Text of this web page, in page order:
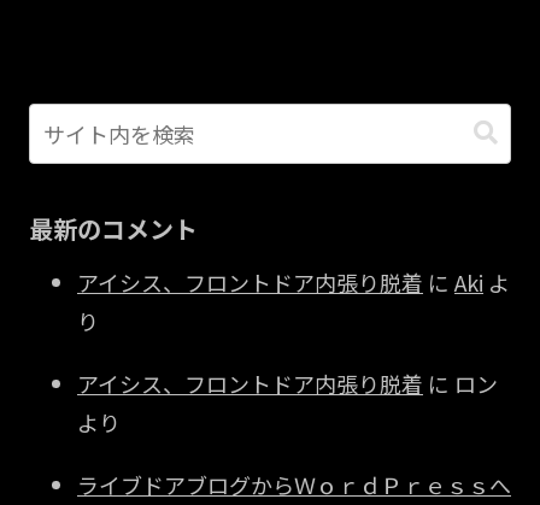
最新のコメント
アイシス、フロントドア内張り脱着 に Aki よ
り
アイシス、フロントドア内張り脱着 に ロン
より
ライブドアブログからＷｏｒｄＰｒｅｓｓへ